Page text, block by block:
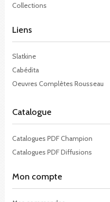
Collections
Liens
Slatkine
Cabédita
Oeuvres Complètes Rousseau
Catalogue
Catalogues PDF Champion
Catalogues PDF Diffusions
Mon compte